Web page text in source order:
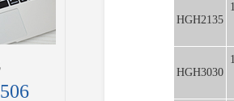
HGH2135
HGH3030